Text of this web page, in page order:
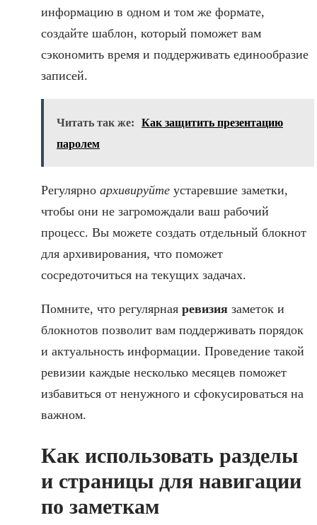
информацию в одном и том же формате,
создайте шаблон, который поможет вам
сэкономить время и поддерживать единообразие
записей.
Читать так же:
Как защитить презентацию
паролем
Регулярно архивируйте устаревшие заметки,
чтобы они не загромождали ваш рабочий
процесс. Вы можете создать отдельный блокнот
для архивирования, что поможет
сосредоточиться на текущих задачах.
Помните, что регулярная ревизия заметок и
блокнотов позволит вам поддерживать порядок
и актуальность информации. Проведение такой
ревизии каждые несколько месяцев поможет
избавиться от ненужного и сфокусироваться на
важном.
Как использовать разделы
и страницы для навигации
по заметкам